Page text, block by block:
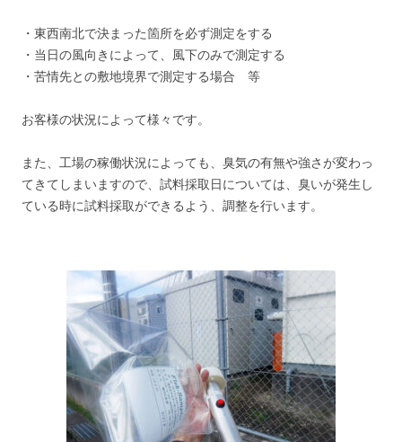
・東西南北で決まった箇所を必ず測定をする
・当日の風向きによって、風下のみで測定する
・苦情先との敷地境界で測定する場合 等
お客様の状況によって様々です。
また、工場の稼働状況によっても、臭気の有無や強さが変わっ
てきてしまいますので、試料採取日については、臭いが発生し
ている時に試料採取ができるよう、調整を行います。